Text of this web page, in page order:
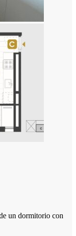
un dormitorio con